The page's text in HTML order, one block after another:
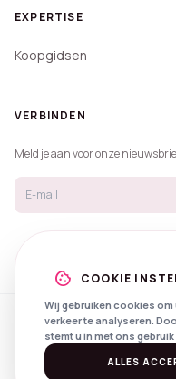
EXPERTISE
Koopgidsen
VERBINDEN
Meld je aan voor onze
©
Created
cookie COOKIE
Wij gebruiken cookies om
verkeer te analyseren.
stemt u in met ons
ALLES